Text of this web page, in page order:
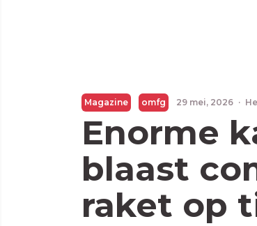
Magazine omfg 29 mei, 2026 ·
Enorme
blaast
raket op